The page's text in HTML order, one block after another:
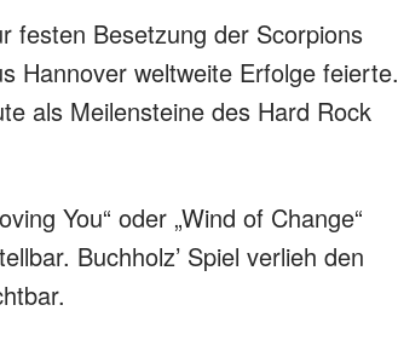
festen Besetzung der Scorpions
Hannover weltweite Erfolge feierte.
als Meilensteine des Hard Rock
You“ oder „Wind of Change“
Buchholz’ Spiel verlieh den